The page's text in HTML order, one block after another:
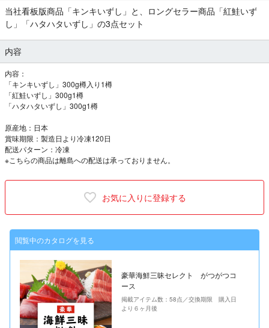
当社看板版商品「キンキいずし」と、ロングセラー商品「紅鮭いず
し」「ハタハタいずし」の3点セット
内容
内容：
「キンキいずし」300g樽入り1樽
「紅鮭いずし」300g1樽
「ハタハタいずし」300g1樽
原産地：日本
賞味期限：製造日より冷凍120日
配送パターン：冷凍
※こちらの商品は離島への配送は承っておりません。
お気に入りに登録する
閲覧中のカタログを見る
豪華海鮮三昧セレクト がつがつコ
ース
掲載アイテム数：58点／交換期限 購入日
より６ヶ月後